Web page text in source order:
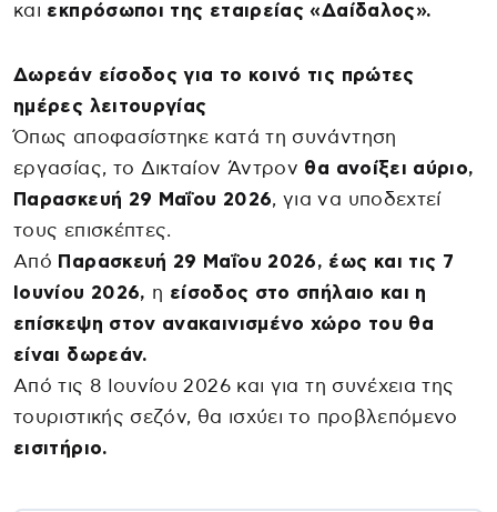
και εκπρόσωποι της εταιρείας «Δαίδαλος».
Δωρεάν είσοδος για το κοινό τις πρώτες
ημέρες λειτουργίας
Όπως αποφασίστηκε κατά τη συνάντηση
εργασίας, το Δικταίον Άντρον θα ανοίξει αύριο,
Παρασκευή 29 Μαΐου 2026, για να υποδεχτεί
τους επισκέπτες.
Από Παρασκευή 29 Μαΐου 2026, έως και τις 7
Ιουνίου 2026, η είσοδος στο σπήλαιο και η
επίσκεψη στον ανακαινισμένο χώρο του θα
είναι δωρεάν.
Από τις 8 Ιουνίου 2026 και για τη συνέχεια της
τουριστικής σεζόν, θα ισχύει το προβλεπόμενο
εισιτήριο.